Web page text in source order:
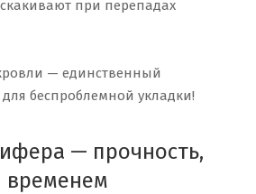
при перепадах
— единственный
беспроблемной укладки!
— прочность,
временем